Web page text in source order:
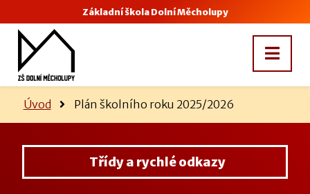
Základní škola Dolní Měcholupy
Úvod Plán školního roku 2025/2026
Třídy a rychlé odkazy